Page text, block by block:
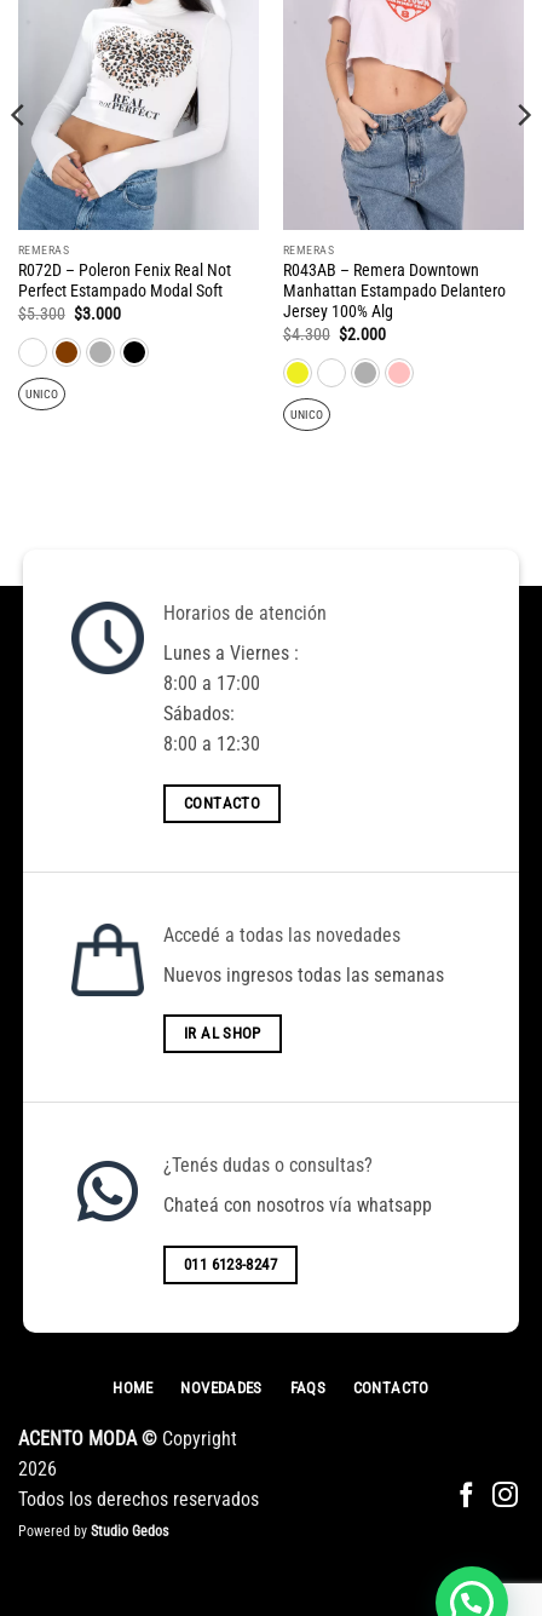
REMERAS
R072D – Poleron Fenix Real Not
Perfect Estampado Modal Soft
$5.300 El
precio
original
era:
$3.000El
actual
es:
UNICO
REMERAS
R043AB – Remera Downtown
Manhattan Estampado Delantero
Jersey 100% Alg
$4.300 El
precio
original
era:
$2.000El
actual
es:
UNICO
Horarios de atención
Lunes a Viernes :
8:00 a 17:00
Sábados:
8:00 a 12:30
CONTACTO
Accedé a todas las novedades
Nuevos ingresos todas las semanas
IR AL SHOP
¿Tenés dudas o consultas?
Chateá con nosotros vía whatsapp
011 6123-8247
ACENTO MODA © Copyright
2026
Todos los derechos reservados
Powered by Studio Gedos
HOME NOVEDADES FAQS CONTACTO